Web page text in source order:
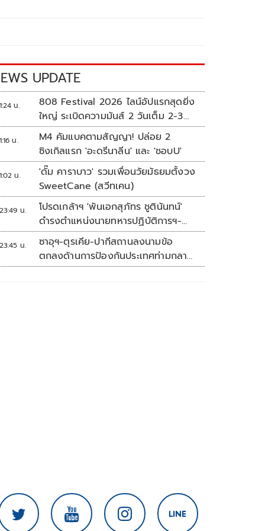
UPDATE
1:24 น.
808 Festival 2026 ไลน์อัปแรกสุดยิ่ง
ใหญ่ ระเบิดความมันส์ 2 วันเต็ม 2-3
ต.ค.นี้
1:16 น.
M4 คัมแบคตามสัญญา! ปล่อย 2
ซิงเกิลแรก 'อะดรีนาลีน' และ 'ชอบU'
1:02 น.
'ดั๊ม คาราบาว' รวมเพื่อนวัยมัธยมตั้งวง
SweetCane (สวีทเคน)
23:49 น.
โปรดเกล้าฯ 'พันเอกสุภัทร ชูตินันทน์'
ดำรงตำแหน่งนายทหารปฏิบัติการฯ-
พระราชทานยศ 'พลตรี'
23:45 น.
ซาอุฯ-ตุรเคีย-ปากีสถานลงนามข้อ
ตกลงด้านการป้องกันประเทศท่ามกลาง
สงครามในภูมิภาค